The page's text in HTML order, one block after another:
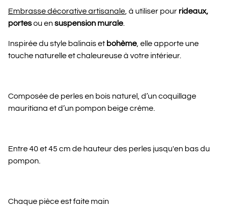
Embrasse décorative artisanale , à utiliser pour rideaux,
portesou ensuspension murale.
Inspirée du style balinais et bohème, elle apporte une
touche naturelle et chaleureuse à votre intérieur.
Composée de perles en bois naturel, d’un coquillage
mauritiana et d’un pompon beige crème.
Entre 40 et 45 cm de hauteur des perles jusqu'en bas du
pompon.
Chaque pièce est faite main